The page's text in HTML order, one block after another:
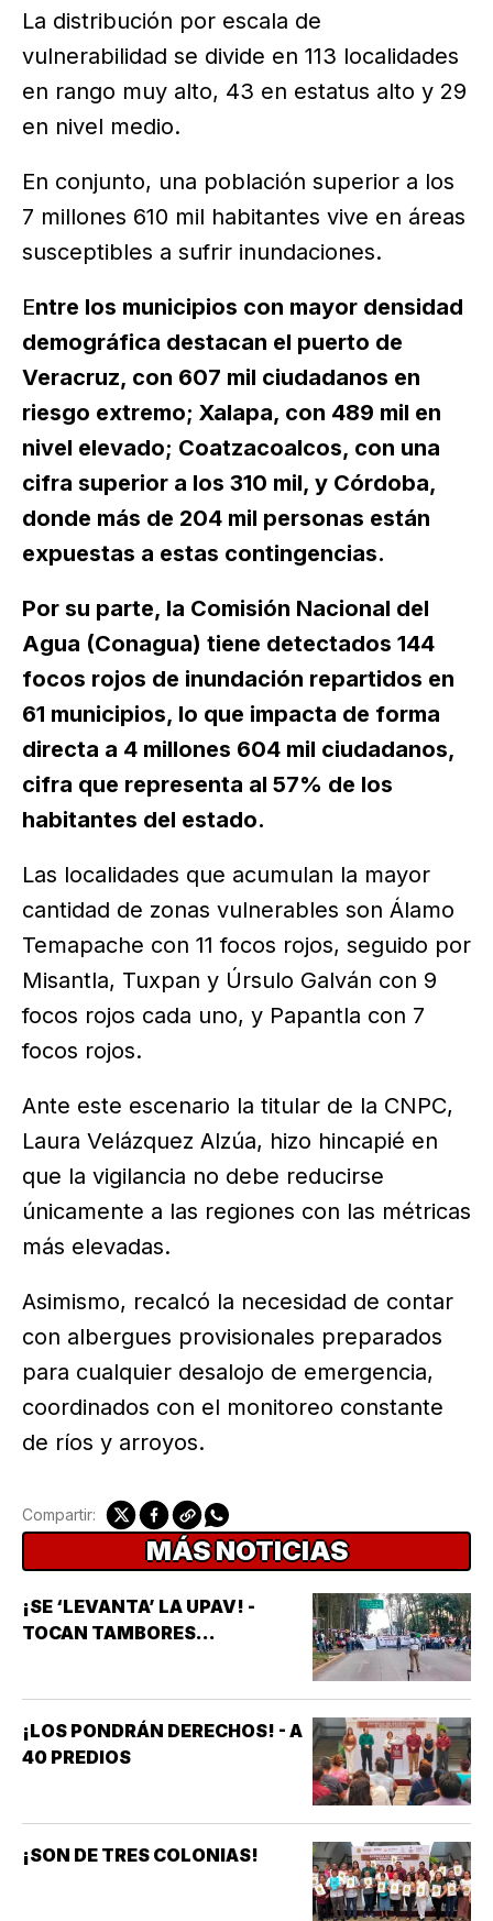
La distribución por escala de
vulnerabilidad se divide en 113 localidades
en rango muy alto, 43 en estatus alto y 29
en nivel medio.
En conjunto, una población superior a los
7 millones 610 mil habitantes vive en áreas
susceptibles a sufrir inundaciones.
Entre los municipios con mayor densidad
demográfica destacan el puerto de
Veracruz, con 607 mil ciudadanos en
riesgo extremo; Xalapa, con 489 mil en
nivel elevado; Coatzacoalcos, con una
cifra superior a los 310 mil, y Córdoba,
donde más de 204 mil personas están
expuestas a estas contingencias.
Por su parte, la Comisión Nacional del
Agua (Conagua) tiene detectados 144
focos rojos de inundación repartidos en
61 municipios, lo que impacta de forma
directa a 4 millones 604 mil ciudadanos,
cifra que representa al 57% de los
habitantes del estado.
Las localidades que acumulan la mayor
cantidad de zonas vulnerables son Álamo
Temapache con 11 focos rojos, seguido por
Misantla, Tuxpan y Úrsulo Galván con 9
focos rojos cada uno, y Papantla con 7
focos rojos.
Ante este escenario la titular de la CNPC,
Laura Velázquez Alzúa, hizo hincapié en
que la vigilancia no debe reducirse
únicamente a las regiones con las métricas
más elevadas.
Asimismo, recalcó la necesidad de contar
con albergues provisionales preparados
para cualquier desalojo de emergencia,
coordinados con el monitoreo constante
de ríos y arroyos.
Compartir:
MÁS NOTICIAS
¡SE ‘LEVANTA’ LA UPAV! -
TOCAN TAMBORES...
¡LOS PONDRÁN DERECHOS! - A
40 PREDIOS
¡SON DE TRES COLONIAS!